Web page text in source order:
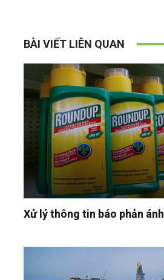
BÀI VIẾT LIÊN QUAN
Xử lý thông tin báo phản ánh